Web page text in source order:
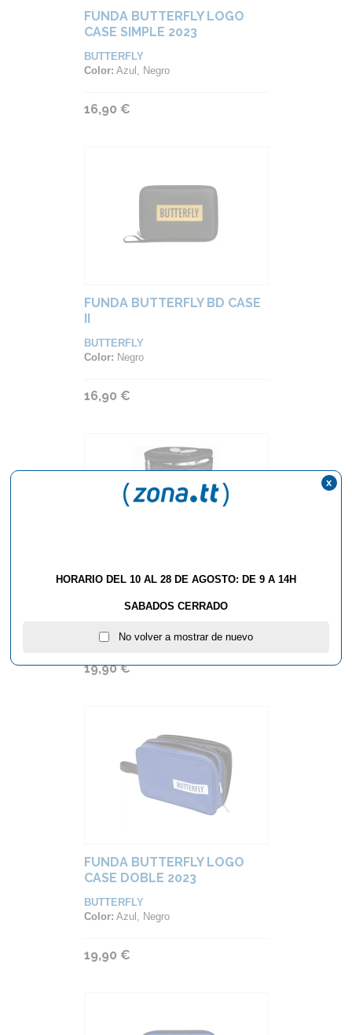
FUNDA BUTTERFLY LOGO
CASE SIMPLE 2023
BUTTERFLY
Color: Azul, Negro
16,90 €
FUNDA BUTTERFLY BD CASE
II
BUTTERFLY
Color: Negro
16,90 €
19,90 €
FUNDA BUTTERFLY LOGO
CASE DOBLE 2023
BUTTERFLY
Color: Azul, Negro
19,90 €
HORARIO DEL 10 AL 28 DE AGOSTO: DE 9 A 14H
SABADOS CERRADO
No volver a mostrar de nuevo
x